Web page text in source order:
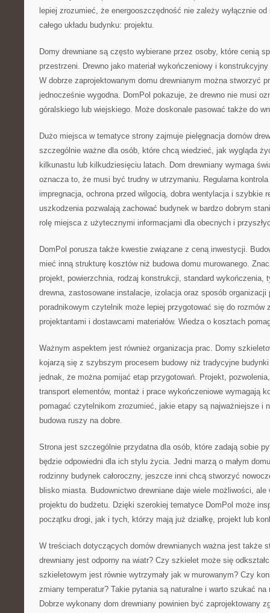
lepiej zrozumieć, że energooszczędność nie zależy wyłącznie
całego układu budynku: projektu.
Domy drewniane są często wybierane przez osoby, które cenią
przestrzeni. Drewno jako materiał wykończeniowy i
W dobrze zaprojektowanym domu drewnianym można stworzyć
jednocześnie wygodna. DomPol pokazuje, że drewno nie musi
góralskiego lub wiejskiego. Może doskonale pasować także do
Dużo miejsca w tematyce strony zajmuje pielęgnacja domów
szczególnie ważne dla osób, które chcą wiedzieć, jak wygląda
kilkunastu lub kilkudziesięciu latach. Dom drewniany wymaga
oznacza to, że musi być trudny w utrzymaniu. Regularna kontrola
impregnacja, ochrona przed wilgocią, dobra wentylacja i szybkie
uszkodzenia pozwalają zachować budynek w bardzo dobrym
rolę miejsca z użytecznymi informacjami dla obecnych i
DomPol porusza także kwestie związane z ceną inwestycji.
mieć inną strukturę kosztów niż budowa domu murowanego.
projekt, powierzchnia, rodzaj konstrukcji, standard wykończenia,
drewna, zastosowane instalacje, izolacja oraz sposób organizacji
poradnikowym czytelnik może lepiej przygotować się do rozmów
projektantami i dostawcami materiałów. Wiedza o kosztach
Ważnym aspektem jest również organizacja prac. Domy
kojarzą się z szybszym procesem budowy niż tradycyjne
jednak, że można pomijać etap przygotowań. Projekt,
transport elementów, montaż i prace wykończeniowe wymagają
pomagać czytelnikom zrozumieć, jakie etapy są najważniejsze i
budowa ruszy na dobre.
Strona jest szczególnie przydatna dla osób, które zadają sobie
będzie odpowiedni dla ich stylu życia. Jedni marzą o małym
rodzinny budynek całoroczny, jeszcze inni chcą stworzyć
blisko miasta. Budownictwo drewniane daje wiele możliwości, ale
projektu do budżetu. Dzięki szerokiej tematyce DomPol może
początku drogi, jak i tych, którzy mają już działkę, projekt lub
W treściach dotyczących domów drewnianych ważna jest także
drewniany jest odporny na wiatr? Czy szkielet może się
szkieletowym jest równie wytrzymały jak w murowanym? Czy
zmiany temperatur? Takie pytania są naturalne i warto szukać na
Dobrze wykonany dom drewniany powinien być zaprojektowany